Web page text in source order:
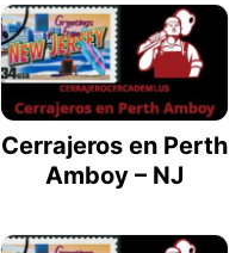
Cerrajeros en Perth
Amboy – NJ